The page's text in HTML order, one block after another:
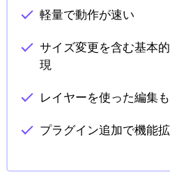
軽量で動作が速い
サイズ変更を含む基本
現
レイヤーを使った編集
プラグイン追加で機能